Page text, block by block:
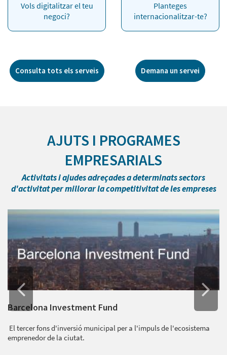
Vols digitalitzar el teu
negoci?
Planteges
internacionalitzar-te?
Consulta tots els serveis Demana un servei
AJUTS I PROGRAMES
EMPRESARIALS
Activitats i ajudes adreçades a determinats sectors
d'activitat per millorar la competitivitat de les empreses
Barcelona Investment Fund
El tercer fons d'inversió municipal per a l'impuls de l'ecosistema
emprenedor de la ciutat.